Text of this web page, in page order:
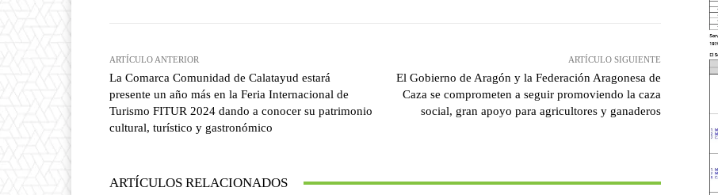
ARTÍCULO ANTERIOR
La Comarca Comunidad de Calatayud estará
presente un año más en la Feria Internacional de
Turismo FITUR 2024 dando a conocer su patrimonio
cultural, turístico y gastronómico
ARTÍCULO SIGUIENTE
El Gobierno de Aragón y la Federación Aragonesa de
Caza se comprometen a seguir promoviendo la caza
social, gran apoyo para agricultores y ganaderos
ARTÍCULOS RELACIONADOS